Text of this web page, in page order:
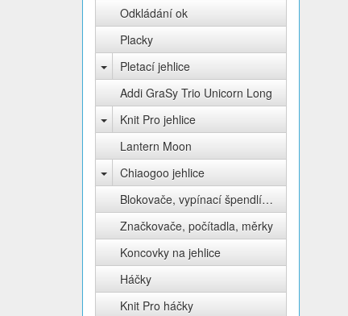
Odkládání ok
Placky
Pletací jehlice
Addi GraSy Trio Unicorn Long
Knit Pro jehlice
Lantern Moon
Chiaogoo jehlice
Blokovače, vypínací špendlíky Knit Pro
Značkovače, počítadla, měrky
Koncovky na jehlice
Háčky
Knit Pro háčky